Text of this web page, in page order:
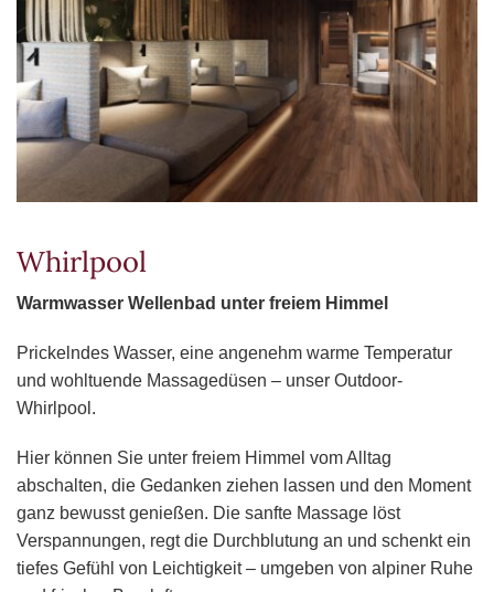
Whirlpool
Warmwasser Wellenbad unter freiem Himmel
Prickelndes Wasser, eine angenehm warme Temperatur
und wohltuende Massagedüsen – unser Outdoor-
Whirlpool.
Hier können Sie unter freiem Himmel vom Alltag
abschalten, die Gedanken ziehen lassen und den Moment
ganz bewusst genießen. Die sanfte Massage löst
Verspannungen, regt die Durchblutung an und schenkt ein
tiefes Gefühl von Leichtigkeit – umgeben von alpiner Ruhe